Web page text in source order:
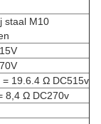
staal M10
= 19.6.4 Ω DC515v
8,4 Ω DC270v